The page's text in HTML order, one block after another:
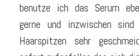
benutze ich das Serum
gerne und inzwischen sind
Haarspitzen sehr